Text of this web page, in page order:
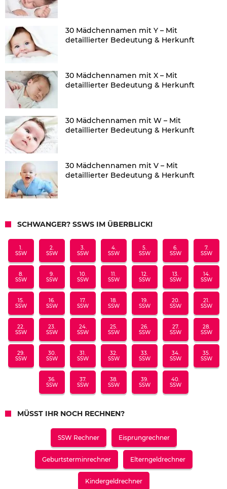
30 Mädchennamen mit Y – Mit
detaillierter Bedeutung & Herkunft
30 Mädchennamen mit X – Mit
detaillierter Bedeutung & Herkunft
30 Mädchennamen mit W – Mit
detaillierter Bedeutung & Herkunft
30 Mädchennamen mit V – Mit
detaillierter Bedeutung & Herkunft
SCHWANGER? SSWS IM ÜBERBLICK!
1.
SSW
2.
SSW
3.
SSW
4.
SSW
5.
SSW
6.
SSW
7.
SSW
8.
SSW
9.
SSW
10.
SSW
11.
SSW
12.
SSW
13.
SSW
14.
SSW
15.
SSW
16.
SSW
17.
SSW
18.
SSW
19.
SSW
20.
SSW
21.
SSW
22.
SSW
23.
SSW
24.
SSW
25.
SSW
26.
SSW
27.
SSW
28.
SSW
29.
SSW
30.
SSW
31.
SSW
32.
SSW
33.
SSW
34.
SSW
35.
SSW
36.
SSW
37.
SSW
38.
SSW
39.
SSW
40.
SSW
MÜSST IHR NOCH RECHNEN?
SSW Rechner Eisprungrechner
Geburtsterminrechner Elterngeldrechner
Kindergeldrechner